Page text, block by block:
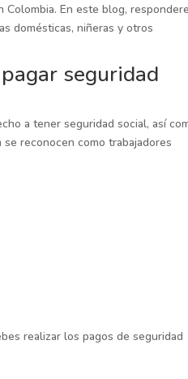
En este blog,
domésticas, niñeras y otros
seguridad
a tener seguridad social, así
reconocen como trabajadores
realizar los pagos de seguridad